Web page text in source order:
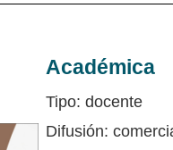
Académica
Tipo: docente
Difusión: